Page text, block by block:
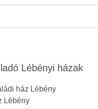
Lébényi házak
ház Lébény
Lébény